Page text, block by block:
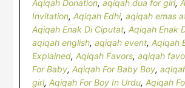
Aqiqah Donation,aqiqah dua for girl,
Invitation,Aqiqah Edhi,aqiqah emas
Aqiqah Enak Di Ciputat,Aqiqah Enak
aqiqah english,aqiqah event,Aqiqah
Explained,Aqiqah Favors,aqiqah
For Baby,Aqiqah For Baby Boy,
girl,Aqiqah For Boy In Urdu,Aqiqah